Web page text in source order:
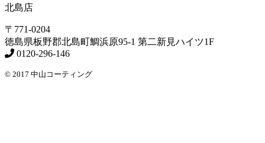
北島店
〒771-0204
徳島県板野郡北島町鯛浜原95-1 第二新見ハイツ1F
0120-296-146
© 2017 中山コーティング